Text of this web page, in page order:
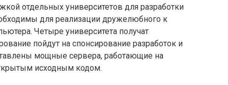
отдельных университетов для разработки
для реализации дружелюбного к
Четыре университета получат
пойдут на спонсирование разработок и
мощные сервера, работающие на
исходным кодом.